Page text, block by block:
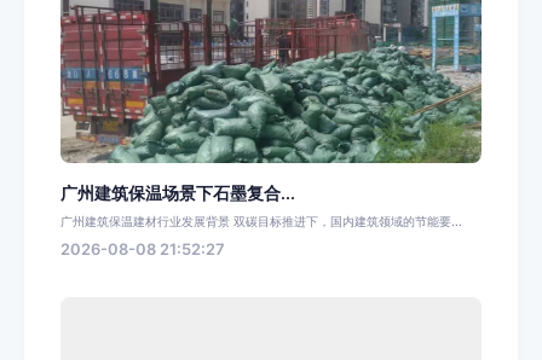
广州建筑保温场景下石墨复合...
广州建筑保温建材行业发展背景 双碳目标推进下，国内建筑领域的节能要...
2026-08-08 21:52:27